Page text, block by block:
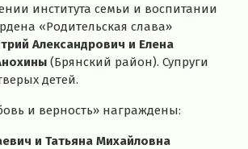
института семьи и воспитании
«Родительская слава»
Александрович и Елена
(Брянский район). Супруги
детей.
и верность» награждены:
и Татьяна Михайловна